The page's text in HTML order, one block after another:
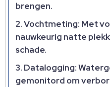
brengen.
Vochtmeting: Met
nauwkeurig natte
schade.
Datalogging:
gemonitord om